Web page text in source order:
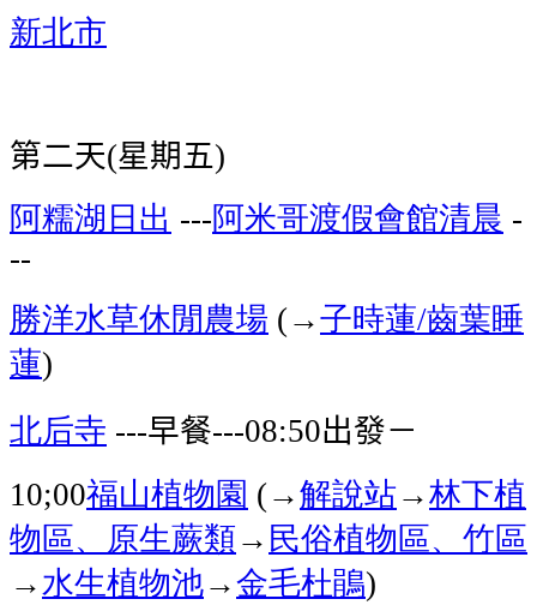
新北市
第二天(星期五)
阿糯湖日出 ---阿米哥渡假會館清晨 -
--
勝洋水草休閒農場 (→子時蓮/齒葉睡
蓮)
北后寺 ---早餐---08:50出發－
10;00福山植物園 (→解說站→林下植
物區、原生蕨類→民俗植物區、竹區
→水生植物池→金毛杜鵑)